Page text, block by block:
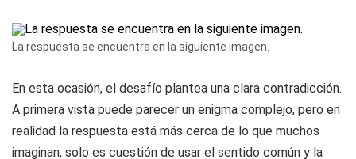
La respuesta se encuentra en la siguiente imagen.
En esta ocasión, el desafío plantea una clara contradicción.
A primera vista puede parecer un enigma complejo, pero en
realidad la respuesta está más cerca de lo que muchos
imaginan, solo es cuestión de usar el sentido común y la